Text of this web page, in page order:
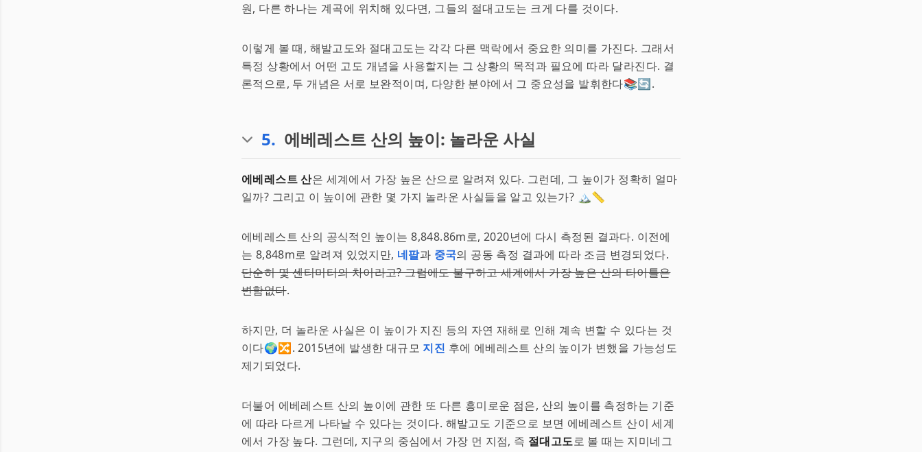
원, 다른 하나는 계곡에 위치해 있다면, 그들의 절대고도는 크게 다를 것이다.
이렇게 볼 때, 해발고도와 절대고도는 각각 다른 맥락에서 중요한 의미를 가진다. 그래서
특정 상황에서 어떤 고도 개념을 사용할지는 그 상황의 목적과 필요에 따라 달라진다. 결
론적으로, 두 개념은 서로 보완적이며, 다양한 분야에서 그 중요성을 발휘한다📚🔄.
5. 에베레스트 산의 높이: 놀라운 사실
에베레스트 산은 세계에서 가장 높은 산으로 알려져 있다. 그런데, 그 높이가 정확히 얼마
일까? 그리고 이 높이에 관한 몇 가지 놀라운 사실들을 알고 있는가? 🏔️📏
에베레스트 산의 공식적인 높이는 8,848.86m로, 2020년에 다시 측정된 결과다. 이전에
는 8,848m로 알려져 있었지만, 네팔과 중국의 공동 측정 결과에 따라 조금 변경되었다.
단순히 몇 센티미터의 차이라고? 그럼에도 불구하고 세계에서 가장 높은 산의 타이틀은
변함없다.
하지만, 더 놀라운 사실은 이 높이가 지진 등의 자연 재해로 인해 계속 변할 수 있다는 것
이다🌍🔀. 2015년에 발생한 대규모 지진 후에 에베레스트 산의 높이가 변했을 가능성도
제기되었다.
더불어 에베레스트 산의 높이에 관한 또 다른 흥미로운 점은, 산의 높이를 측정하는 기준
에 따라 다르게 나타날 수 있다는 것이다. 해발고도 기준으로 보면 에베레스트 산이 세계
에서 가장 높다. 그런데, 지구의 중심에서 가장 먼 지점, 즉 절대고도로 볼 때는 지미네그